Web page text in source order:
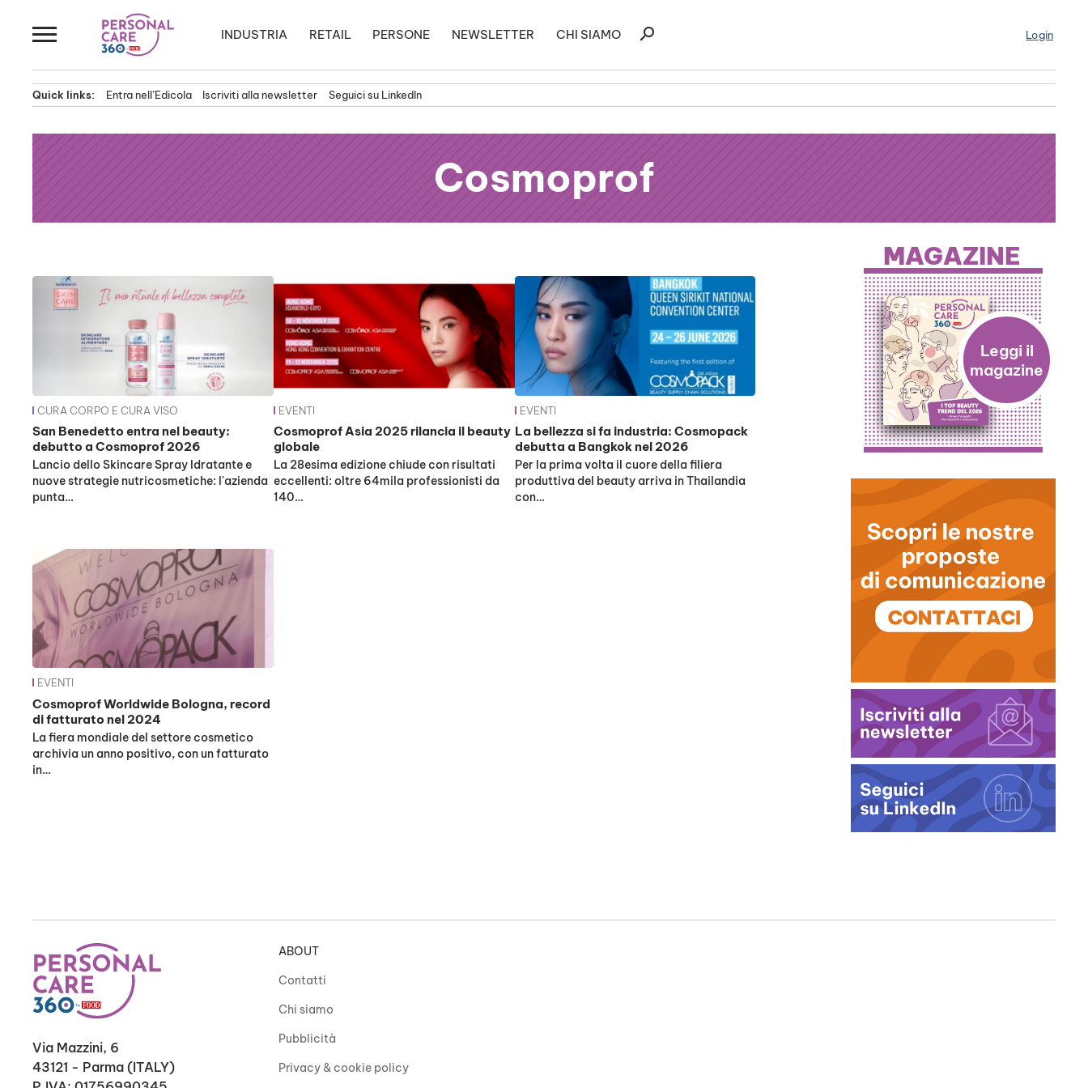
al
INDUSTRIA RETAIL PERSONE NEWSLETTER CHI SIAMO
Ricerca
search Login
Quick links: Entra nell’Edicola Iscriviti alla newsletter Seguici su LinkedIn
Cosmoprof
News
CURA CORPO E CURA VISO
San Benedetto entra nel beauty:
debutto a Cosmoprof 2026
Lancio dello Skincare Spray Idratante e
nuove strategie nutricosmetiche: l'azienda
punta…
EVENTI
Cosmoprof Asia 2025 rilancia il beauty
globale
La 28esima edizione chiude con risultati
eccellenti: oltre 64mila professionisti da
140…
EVENTI
La bellezza si fa industria: Cosmopack
debutta a Bangkok nel 2026
Per la prima volta il cuore della filiera
produttiva del beauty arriva in Thailandia
con…
EVENTI
Cosmoprof Worldwide Bologna, record
di fatturato nel 2024
La fiera mondiale del settore cosmetico
archivia un anno positivo, con un fatturato
in…
MAGAZINE
Via Mazzini, 6
43121 - Parma (ITALY)
ABOUT
Contatti
Chi siamo
Pubblicità
Privacy & cookie policy